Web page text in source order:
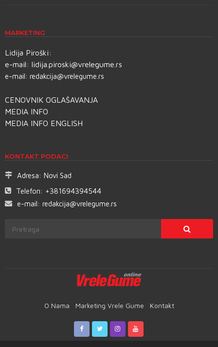
MARKETING
Lidija Piroški:
e-mail: lidija.piroski@vrelegume.rs
e-mail: redakcija@vrelegume.rs
CENOVNIK OGLAŠAVANJA
MEDIA INFO
MEDIA INFO ENGLISH
KONTAKT PODACI
Adresa: Novi Sad
Telefon: +381694394544
e-mail: redakcija@vrelegume.rs
O Nama Marketing Vrele Gume Kontakt